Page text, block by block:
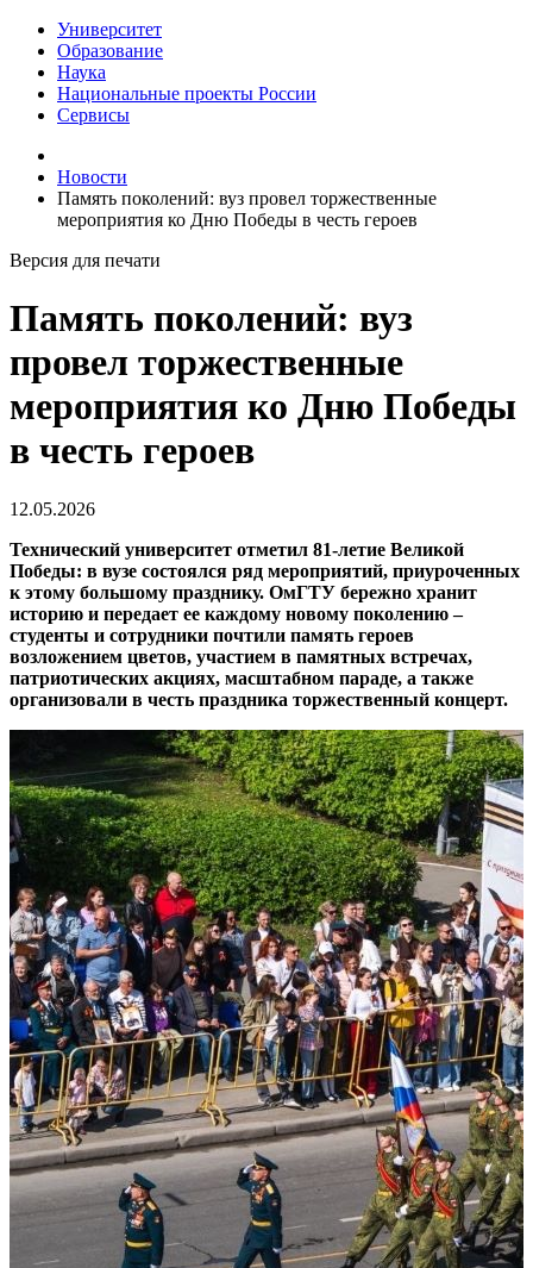
Университет
Образование
Наука
Национальные проекты России
Сервисы
Новости
Память поколений: вуз провел торжественные
мероприятия ко Дню Победы в честь героев
Версия для печати
Память поколений: вуз
провел торжественные
мероприятия ко Дню Победы
в честь героев
12.05.2026
Технический университет отметил 81-летие Великой
Победы: в вузе состоялся ряд мероприятий, приуроченных
к этому большому празднику. ОмГТУ бережно хранит
историю и передает ее каждому новому поколению –
студенты и сотрудники почтили память героев
возложением цветов, участием в памятных встречах,
патриотических акциях, масштабном параде, а также
организовали в честь праздника торжественный концерт.